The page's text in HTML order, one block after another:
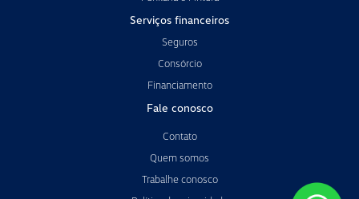
Serviços financeiros
Seguros
Consórcio
Financiamento
Fale conosco
Contato
Quem somos
Trabalhe conosco